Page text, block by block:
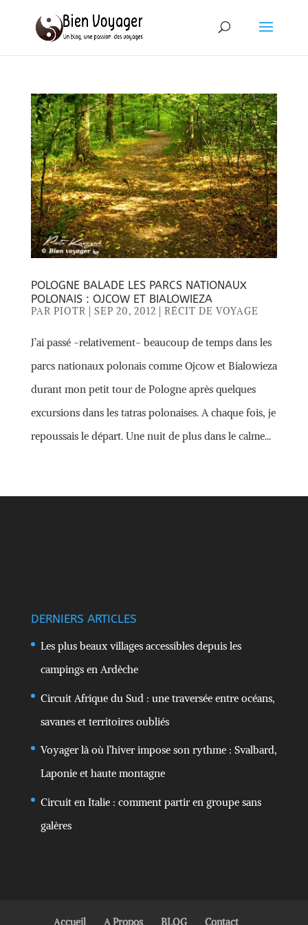
POLOGNE BALADE LES PARCS NATIONAUX
POLONAIS : OJCOW ET BIALOWIEZA
PAR PIOTR SEP 20, 2012 RÉCIT DE VOYAGE
J’ai passé -relativement- beaucoup de temps dans les
parcs nationaux polonais comme Ojcow et Bialowieza
durant mon petit tour de Pologne après quelques
excursions dans les tatras polonaises. A chaque fois, je
repoussais le départ. Une nuit de plus dans le calme...
DERNIERS ARTICLES
Les plus beaux villages accessibles depuis les
campings en Ardèche
Circuit Afrique du Sud : une traversée entre océans,
savanes et territoires oubliés
Voyager là où l’hiver impose son rythme : Svalbard,
Laponie et haute montagne
Circuit en Italie : comment partir en groupe sans
galères